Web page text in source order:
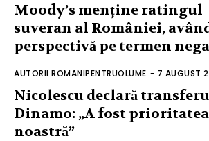
Moody’s menține ratingul
suveran al României,
perspectivă pe termen
AUTORII ROMANIPENTRUOLUME - 7 AUGUST
Nicolescu declară
Dinamo: „A fost prioritatea
noastră”